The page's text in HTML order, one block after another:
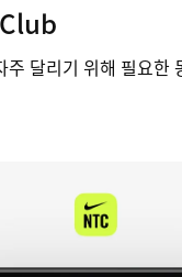
주 달리기 위해 필요한